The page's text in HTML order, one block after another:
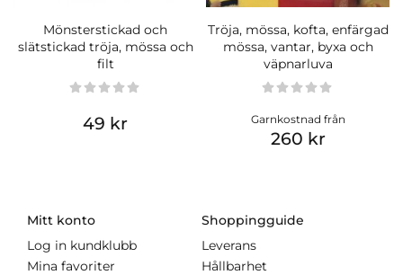
Mönsterstickad och
slätstickad tröja, mössa och
filt
49 kr
Tröja, mössa, kofta, enfärgad
mössa, vantar, byxa och
väpnarluva
Garnkostnad från
260 kr
Mitt konto
Log in kundklubb
Mina favoriter
Shoppingguide
Leverans
Hållbarhet